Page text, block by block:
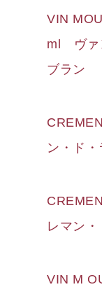
VIN
ml ヴァ
ブラン
ン・ド
レマン
VIN M